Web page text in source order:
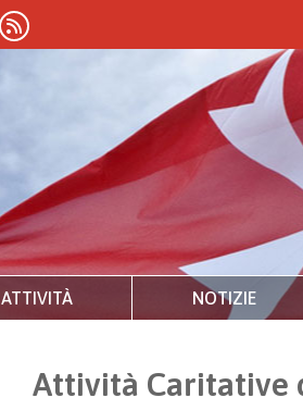
ATTIVITÀ NOTIZIE
Attività Caritative